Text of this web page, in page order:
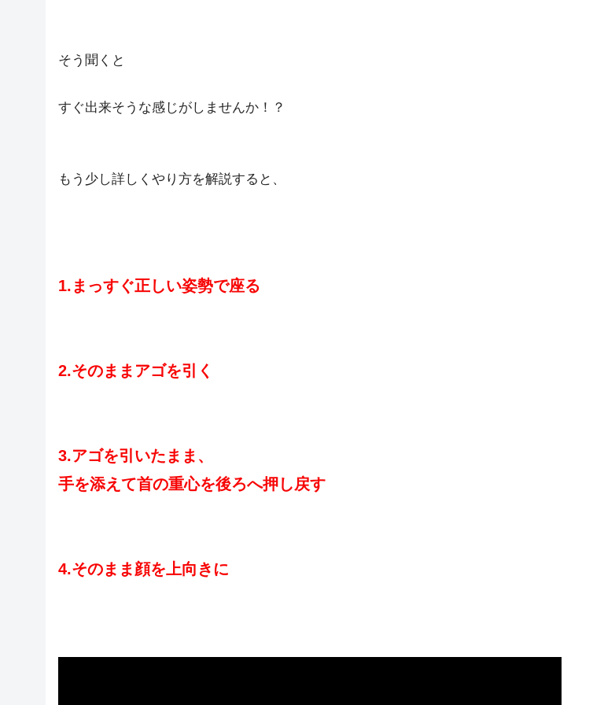
そう聞くと
すぐ出来そうな感じがしませんか！？
もう少し詳しくやり方を解説すると、
1.まっすぐ正しい姿勢で座る
2.そのままアゴを引く
3.アゴを引いたまま、
手を添えて首の重心を後ろへ押し戻す
4.そのまま顔を上向きに